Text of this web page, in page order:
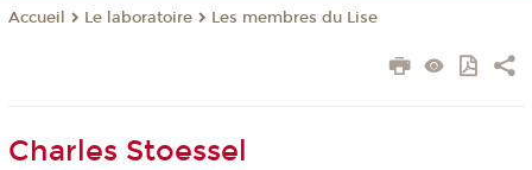
Accueil Le laboratoire Les membres du Lise
Charles Stoessel